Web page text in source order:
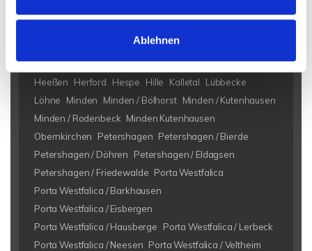
Ablehnen
Bad Eilsen Bad Oeynhausen Bad Salzuflen Bückeburg
Heeßen
Herford Hespe Hille Kalletal
Lübbecke
Löhne
Minden Minden / Bölhorst Minden / Kutenhausen
Minden / Rodenbeck Minden Kutenhausen
Obernkirchen
Petershagen Petershagen / Bierde
Petershagen / Döhren
Petershagen / Eldagsen
Petershagen / Friedewalde Porta Westfalica
Porta Westfalica / Barkhausen
Porta Westfalica / Eisbergen
Porta Westfalica / Hausberge
Porta Westfalica / Lerbeck
Porta Westfalica / Neesen Porta Westfalica / Veltheim